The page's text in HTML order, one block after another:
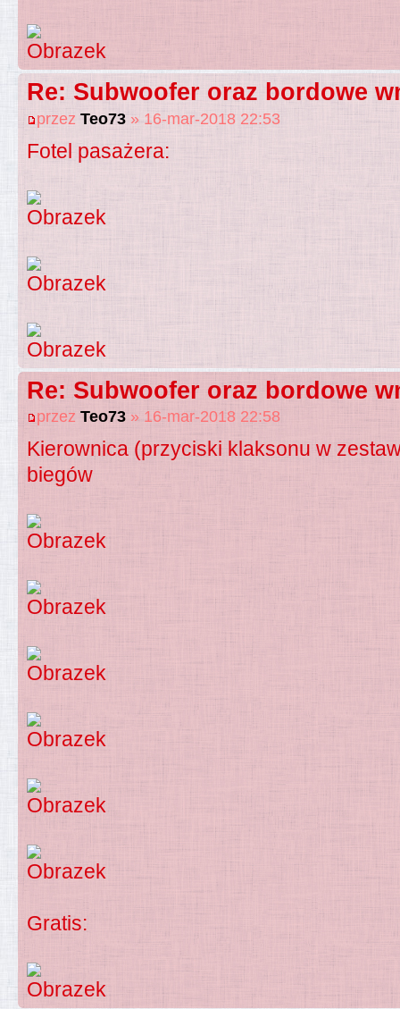
Re: Subwoofer oraz bordowe
przez Teo73 » 16-mar-2018 22:53
Fotel pasażera:
Re: Subwoofer oraz bordowe
przez Teo73 » 16-mar-2018 22:58
Kierownica (przyciski klaksonu w
biegów
Gratis: